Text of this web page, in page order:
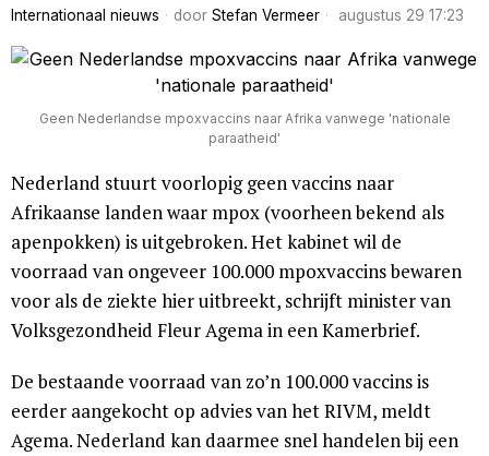
Internationaal nieuws door Stefan Vermeer augustus 29 17:23
Geen Nederlandse mpoxvaccins naar Afrika vanwege 'nationale
paraatheid'
Nederland stuurt voorlopig geen vaccins naar
Afrikaanse landen waar mpox (voorheen bekend als
apenpokken) is uitgebroken. Het kabinet wil de
voorraad van ongeveer 100.000 mpoxvaccins bewaren
voor als de ziekte hier uitbreekt, schrijft minister van
Volksgezondheid Fleur Agema in een Kamerbrief.
De bestaande voorraad van zo’n 100.000 vaccins is
eerder aangekocht op advies van het RIVM, meldt
Agema. Nederland kan daarmee snel handelen bij een